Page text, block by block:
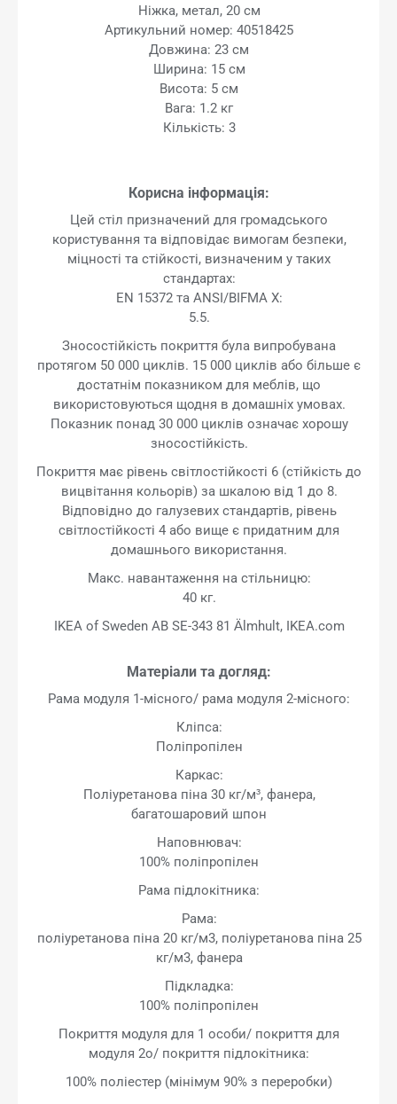
Ніжка, метал, 20 см
Артикульний номер: 40518425
Довжина: 23 см
Ширина: 15 см
Висота: 5 см
Вага: 1.2 кг
Кількість: 3
Корисна інформація:
Цей стіл призначений для громадського
користування та відповідає вимогам безпеки,
міцності та стійкості, визначеним у таких
стандартах:
EN 15372 та ANSI/BIFMA X:
5.5.
Зносостійкість покриття була випробувана
протягом 50 000 циклів. 15 000 циклів або більше є
достатнім показником для меблів, що
використовуються щодня в домашніх умовах.
Показник понад 30 000 циклів означає хорошу
зносостійкість.
Покриття має рівень світлостійкості 6 (стійкість до
вицвітання кольорів) за шкалою від 1 до 8.
Відповідно до галузевих стандартів, рівень
світлостійкості 4 або вище є придатним для
домашнього використання.
Макс. навантаження на стільницю:
40 кг.
IKEA of Sweden AB SE-343 81 Älmhult, IKEA.com
Матеріали та догляд:
Рама модуля 1-місного/ рама модуля 2-місного:
Кліпса:
Поліпропілен
Каркас:
Поліуретанова піна 30 кг/м³, фанера,
багатошаровий шпон
Наповнювач:
100% поліпропілен
Рама підлокітника:
Рама:
поліуретанова піна 20 кг/м3, поліуретанова піна 25
кг/м3, фанера
Підкладка:
100% поліпропілен
Покриття модуля для 1 особи/ покриття для
модуля 2о/ покриття підлокітника:
100% поліестер (мінімум 90% з переробки)